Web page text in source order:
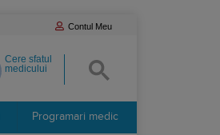
Contul Meu
Cere sfatul
medicului
Programari medic